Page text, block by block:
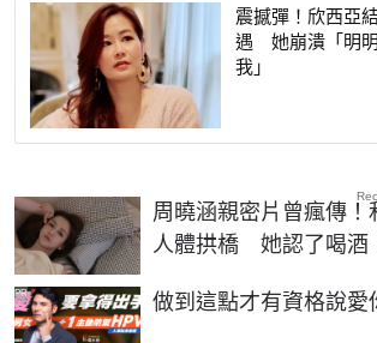
震撼彈！欣西亞
遇 她崩潰「明
我」
周曉涵親密片曾瘋傳！
人體拱橋 她認了喝酒
做到這點才有資格說愛
PR